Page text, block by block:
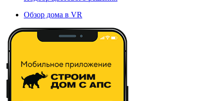
Обзор дома в VR